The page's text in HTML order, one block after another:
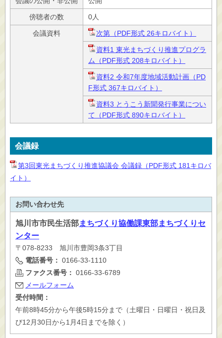
傍聴者の数 0人
会議資料 次第（PDF形式 26キロバイト）
資料1 東光まちづくり推進プログラ
ム（PDF形式 208キロバイト）
資料2 令和7年度地域活動計画（PD
F形式 367キロバイト）
資料3 とうこう新聞発行事業につい
て（PDF形式 890キロバイト）
会議録
第3回東光まちづくり推進協議会 会議録（PDF形式 181キロバ
イト）
お問い合わせ先
旭川市市民生活部まちづくり協働課東部まちづくりセ
ンター
〒078-8233 旭川市豊岡3条3丁目
電話番号： 0166-33-1110
ファクス番号： 0166-33-6789
メールフォーム
受付時間：
午前8時45分から午後5時15分まで（土曜日・日曜日・祝日及
び12月30日から1月4日までを除く）